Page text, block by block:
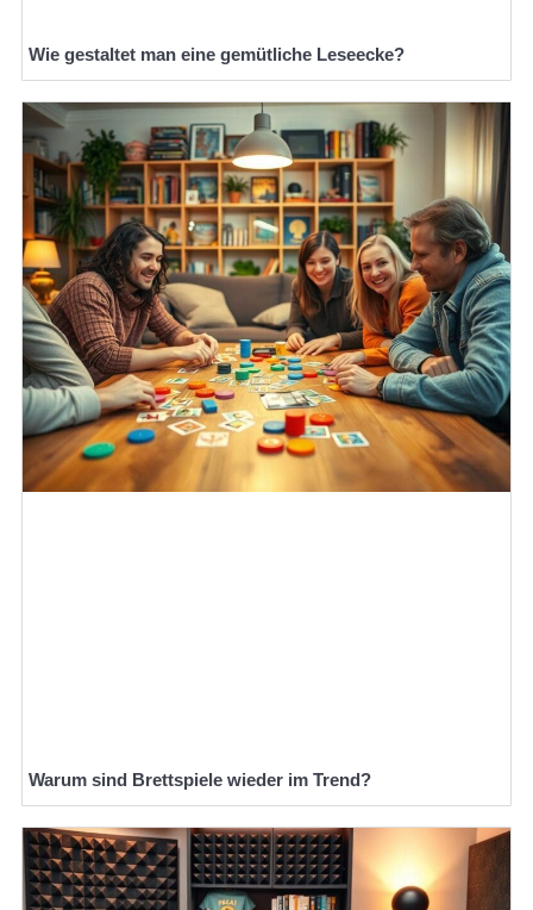
Wie gestaltet man eine gemütliche Leseecke?
Warum sind Brettspiele wieder im Trend?